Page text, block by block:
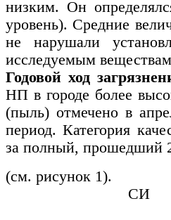
низким. Он
уровень). Средние
не нарушали
исследуемым
Годовой ход
НП в городе более
(пыль) отмечено в
период. Категория
за полный, прошедший
(см. рисунок 1).
СИ